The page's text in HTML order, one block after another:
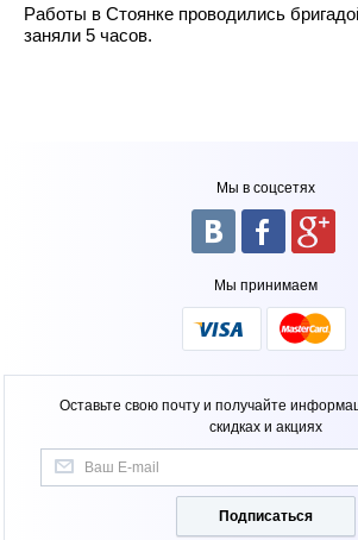
Работы в Стоянке проводились
заняли 5 часов.
Мы в соцсетях
Мы принимаем
Оставьте свою почту и получайте
скидках и акциях
Подписаться